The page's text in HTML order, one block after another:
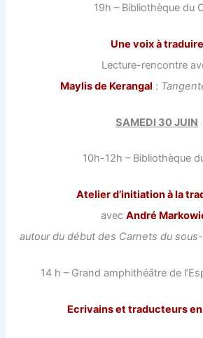
19h – Bibliothèque du
Une voix à traduire
Lecture-rencontre
Maylis de Kerangal :
SAMEDI 30 JUIN
10h-12h – Bibliothèque
Atelier d’initiation à la
avec André
autour du début des Carnets du
14 h – Grand amphithéâtre de
Ecrivains et traducteurs